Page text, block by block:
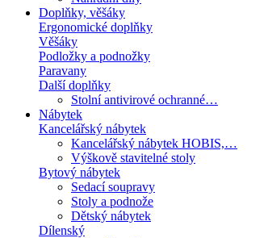
Doplňky, věšáky
Ergonomické doplňky
Věšáky
Podložky a podnožky
Paravany
Další doplňky
Stolní antivirové ochranné…
Nábytek
Kancelářský nábytek
Kancelářský nábytek HOBIS,…
Výškově stavitelné stoly
Bytový nábytek
Sedací soupravy
Stoly a podnože
Dětský nábytek
Dílenský